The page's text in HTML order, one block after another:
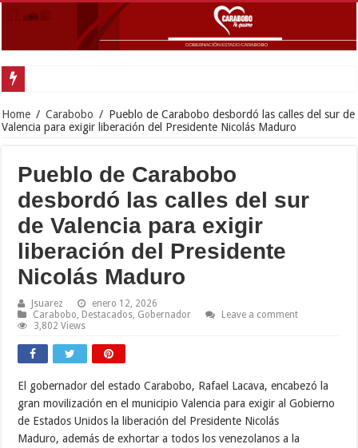
Home / Carabobo / Pueblo de Carabobo desbordó las calles del sur de
Valencia para exigir liberación del Presidente Nicolás Maduro
Pueblo de Carabobo
desbordó las calles del sur
de Valencia para exigir
liberación del Presidente
Nicolás Maduro
Jsuarez
enero 12, 2026
Carabobo Destacados Gobernador
Leave a comment
3,802 Views
El gobernador del estado Carabobo, Rafael Lacava, encabezó la
gran movilización en el municipio Valencia para exigir al Gobierno
de Estados Unidos la liberación del Presidente Nicolás
Maduro, además de exhortar a todos los venezolanos a la